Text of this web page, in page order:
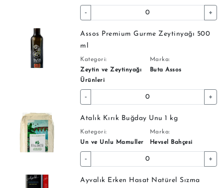
- +
Assos Premium Gurme Zeytinyağı 500
ml
Kategori:
Zeytin ve Zeytinyağı
Ürünleri
Marka:
Buta Assos
- +
Atalık Kırık Buğday Unu 1 kg
Kategori:
Un ve Unlu Mamuller
Marka:
Hevsel Bahçesi
- +
Ayvalık Erken Hasat Natürel Sızma